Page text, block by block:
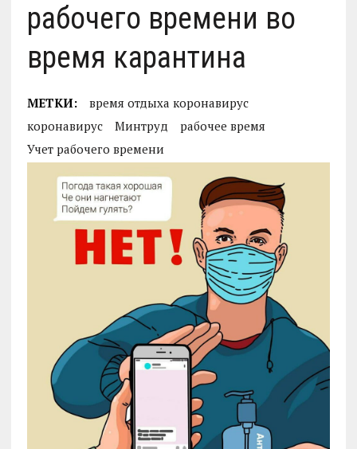
рабочего времени во
время карантина
МЕТКИ:
время отдыха коронавирус
коронавирус
Минтруд
рабочее время
Учет рабочего времени